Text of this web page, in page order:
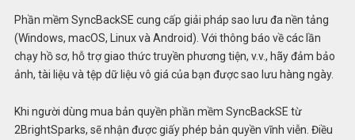
Phần mềm SyncBackSE cung cấp giải pháp sao lưu đa nền tảng
(Windows, macOS, Linux và Android). Với thông báo về các lần
chạy hồ sơ, hỗ trợ giao thức truyền phương tiện, v.v., hãy đảm bảo
ảnh, tài liệu và tệp dữ liệu vô giá của bạn được sao lưu hàng ngày.
Khi người dùng mua bản quyền phần mềm SyncBackSE từ
2BrightSparks, sẽ nhận được giấy phép bản quyền vĩnh viễn. Điều